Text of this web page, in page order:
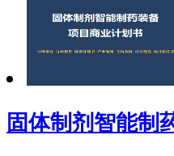
固体制剂智能制